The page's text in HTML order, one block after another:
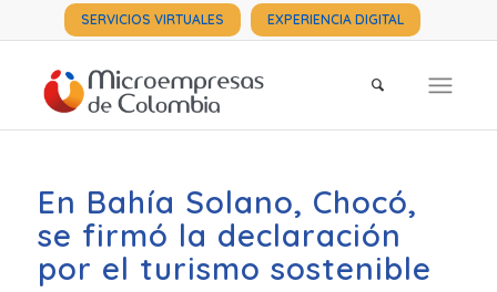
SERVICIOS VIRTUALES EXPERIENCIA DIGITAL
En Bahía Solano, Chocó,
se firmó la declaración
por el turismo sostenible